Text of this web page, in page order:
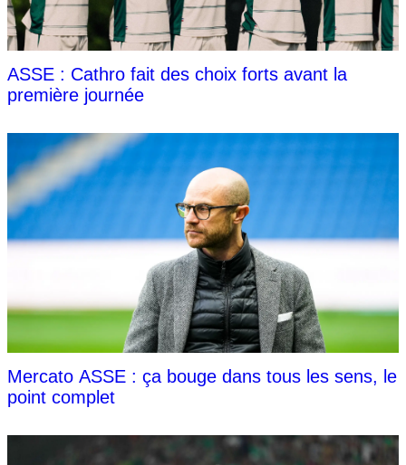
ASSE : Cathro fait des choix forts avant la
première journée
Mercato ASSE : ça bouge dans tous les sens, le
point complet